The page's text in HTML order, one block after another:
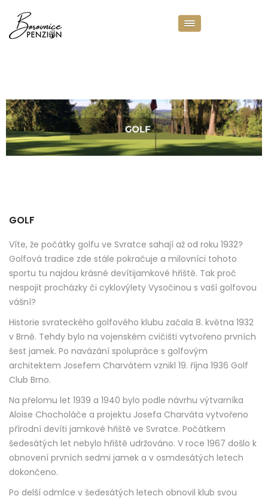
GOLF
Víte, že počátky golfu ve Svratce sahají až od roku 1932?
Golfová tradice zde stále pokračuje a milovníci tohoto
sportu tu najdou krásné devítijamkové hřiště. Tak proč
nespojit procházky či cyklovýlety Vysočinou s vaší golfovou
vášní?
Historie svrateckého golfového klubu začala 8. května 1932
v Brně. Tehdy bylo na vojenském cvičišti vytvořeno prvních
šest jamek. Po navázání spolupráce s golfovým
architektem Josefem Charvátem vznikl 19. října 1936 Golf
Club Brno.
Na přelomu let 1939 a 1940 bylo podle návrhu výtvarníka
Aloise Chocholáče a projektu Josefa Charváta vytvořeno
přírodní devíti jamkové hřiště ve Svratce. Počátkem
šedesátých let nebylo hřiště udržováno. V roce 1967 došlo k
obnovení prvních sedmi jamek a v osmdesátých letech
dokončeno.
Po delší odmlce v šedesátých letech obnovil klub svou